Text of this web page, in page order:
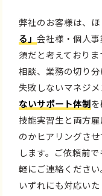
弊社のお客様は、
る」会社様・個人
須だと考えており
相談、業務の切り分
失敗しないマネジ
ないサポート体制
技能実習生と両方
のかヒアリングさ
します。ご依頼前
軽にご連絡くださ
いずれにも対応いた